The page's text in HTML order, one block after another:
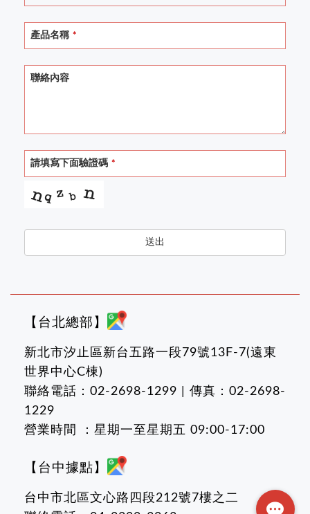
產品名稱 *
聯絡內容
請填寫下面驗證碼 *
送出
【台北總部】
新北市汐止區新台五路一段79號13F-7(遠東
世界中心C棟)
聯絡電話：02-2698-1299 | 傳真：02-2698-
1229
營業時間 ：星期一至星期五 09:00-17:00
【台中據點】
台中市北區文心路四段212號7樓之二